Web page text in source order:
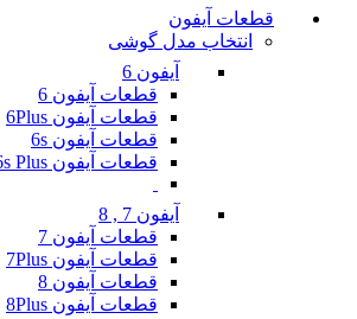
قطعات آیفون
انتخاب مدل گوشی
آیفون 6
قطعات آیفون 6
قطعات آیفون 6Plus
قطعات آیفون 6s
قطعات آیفون 6s Plus
آیفون 7 , 8
قطعات آیفون 7
قطعات آیفون 7Plus
قطعات آیفون 8
قطعات آیفون 8Plus